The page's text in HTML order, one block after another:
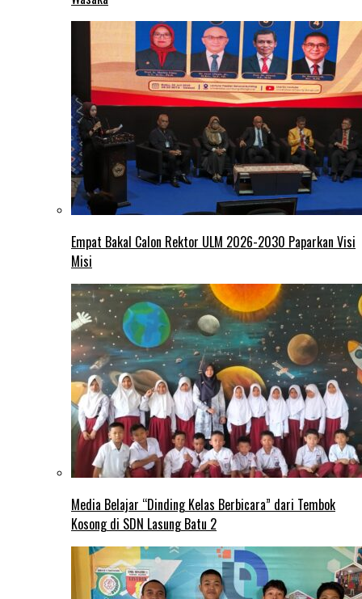
Empat Bakal Calon Rektor ULM 2026-2030 Paparkan Visi
Misi
Media Belajar “Dinding Kelas Berbicara” dari Tembok
Kosong di SDN Lasung Batu 2